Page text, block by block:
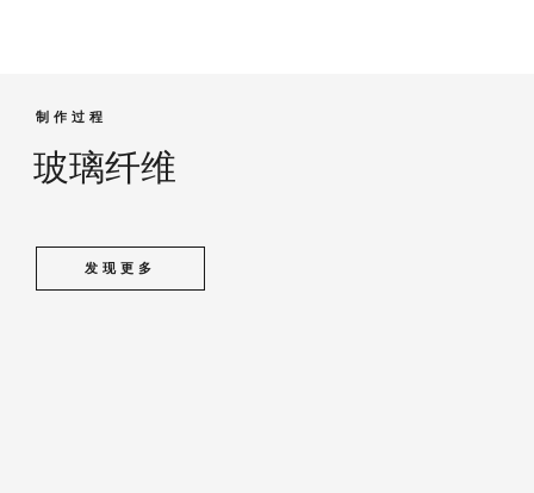
制作过程
玻璃纤维
发现更多